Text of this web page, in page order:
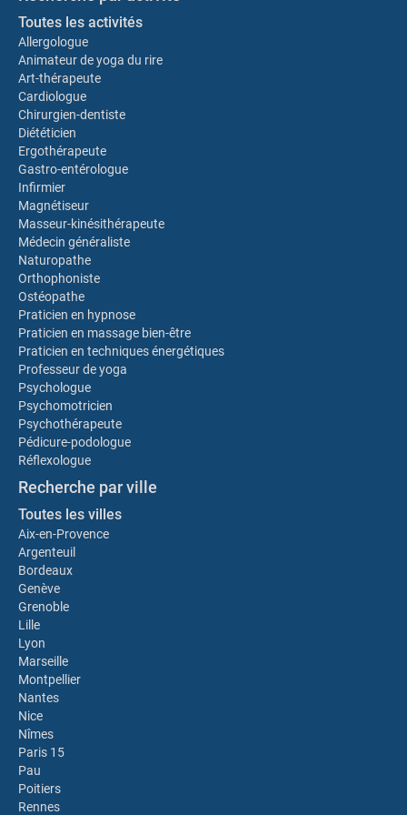
Toutes les activités
Allergologue
Animateur de yoga du rire
Art-thérapeute
Cardiologue
Chirurgien-dentiste
Diététicien
Ergothérapeute
Gastro-entérologue
Infirmier
Magnétiseur
Masseur-kinésithérapeute
Médecin généraliste
Naturopathe
Orthophoniste
Ostéopathe
Praticien en hypnose
Praticien en massage bien-être
Praticien en techniques énergétiques
Professeur de yoga
Psychologue
Psychomotricien
Psychothérapeute
Pédicure-podologue
Réflexologue
Recherche par ville
Toutes les villes
Aix-en-Provence
Argenteuil
Bordeaux
Genève
Grenoble
Lille
Lyon
Marseille
Montpellier
Nantes
Nice
Nîmes
Paris 15
Pau
Poitiers
Rennes